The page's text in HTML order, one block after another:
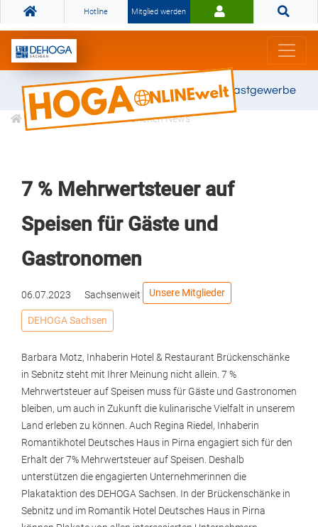
Hotline Mitglied werden
Gemeinsam stark für das Gastgewerbe
Informationen Branchen News
7 % Mehrwertsteuer auf
Speisen für Gäste und
Gastronomen
06.07.2023 Sachsenweit Unsere Mitglieder
DEHOGA Sachsen
Barbara Motz, Inhaberin Hotel & Restaurant Brückenschänke
in Sebnitz steht mit Ihrer Meinung nicht allein. 7 %
Mehrwertsteuer auf Speisen muss für Gäste und Gastronomen
bleiben, um auch in Zukunft die kulinarische Vielfalt in unserem
Land erleben zu können. Auch Regina Riedel, Inhaberin
Romantikhotel Deutsches Haus in Pirna engagiert sich für den
Erhalt der 7% Mehrwertsteuer auf Speisen. Deshalb
unterstützen die engagierten Unternehmerinnen die
Plakataktion des DEHOGA Sachsen. In der Brückenschänke in
Sebnitz und im Romantik Hotel Deutsches Haus in Pirna